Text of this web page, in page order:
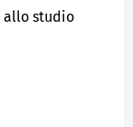
allo studio